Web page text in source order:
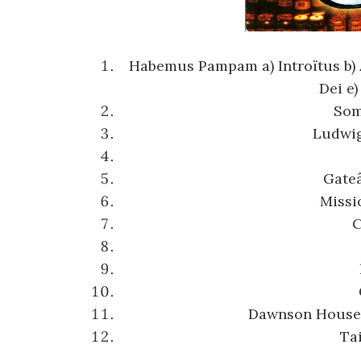
Habemus Pampam a) Introïtus
Dei
Dawnson